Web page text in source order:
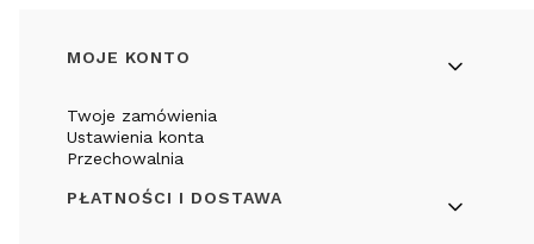
Linki w stopce
MOJE KONTO
Twoje zamówienia
Ustawienia konta
Przechowalnia
PŁATNOŚCI I DOSTAWA